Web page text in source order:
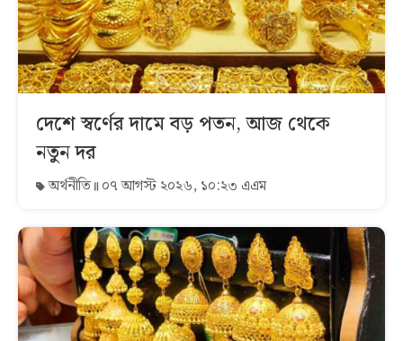
দেশে স্বর্ণের দামে বড় পতন, আজ থেকে
নতুন দর
অর্থনীতি ০৭ আগস্ট ২০২৬, ১০:২৩ এএম